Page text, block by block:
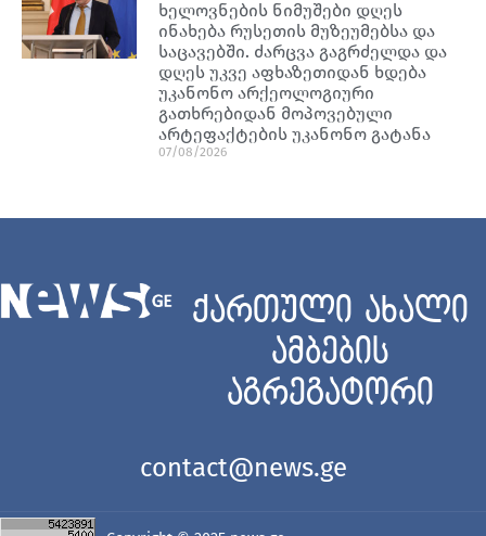
ხელოვნების ნიმუშები დღეს
ინახება რუსეთის მუზეუმებსა და
საცავებში. ძარცვა გაგრძელდა და
დღეს უკვე აფხაზეთიდან ხდება
უკანონო არქეოლოგიური
გათხრებიდან მოპოვებული
არტეფაქტების უკანონო გატანა
07/08/2026
ქართული ახალი
ამბების
აგრეგატორი
contact@news.ge